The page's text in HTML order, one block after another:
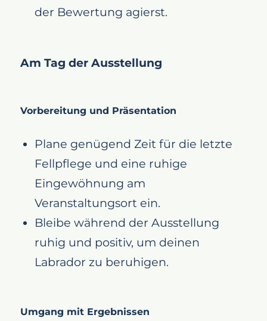
der Bewertung agierst.
Am Tag der Ausstellung
Vorbereitung und Präsentation
Plane genügend Zeit für die letzte
Fellpflege und eine ruhige
Eingewöhnung am
Veranstaltungsort ein.
Bleibe während der Ausstellung
ruhig und positiv, um deinen
Labrador zu beruhigen.
Umgang mit Ergebnissen